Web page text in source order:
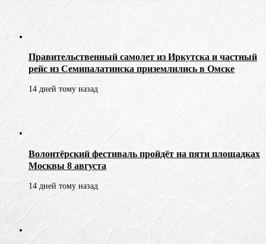
Правительственный самолет из Иркутска и частный
рейс из Семипалатинска приземлились в Омске
14 дней тому назад
Волонтёрский фестиваль пройдёт на пяти площадках
Москвы 8 августа
14 дней тому назад